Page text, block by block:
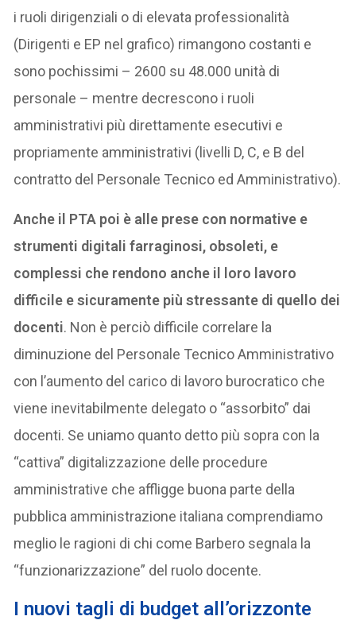
i ruoli dirigenziali o di elevata professionalità
(Dirigenti e EP nel grafico) rimangono costanti e
sono pochissimi – 2600 su 48.000 unità di
personale – mentre decrescono i ruoli
amministrativi più direttamente esecutivi e
propriamente amministrativi (livelli D, C, e B del
contratto del Personale Tecnico ed Amministrativo).
Anche il PTA poi è alle prese con normative e
strumenti digitali farraginosi, obsoleti, e
complessi che rendono anche il loro lavoro
difficile e sicuramente più stressante di quello dei
docenti. Non è perciò difficile correlare la
diminuzione del Personale Tecnico Amministrativo
con l’aumento del carico di lavoro burocratico che
viene inevitabilmente delegato o “assorbito” dai
docenti. Se uniamo quanto detto più sopra con la
“cattiva” digitalizzazione delle procedure
amministrative che affligge buona parte della
pubblica amministrazione italiana comprendiamo
meglio le ragioni di chi come Barbero segnala la
“funzionarizzazione” del ruolo docente.
I nuovi tagli di budget all’orizzonte